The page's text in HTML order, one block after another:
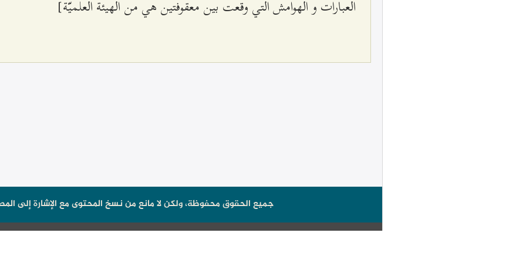
العبارات و الهوامش التي وقعت بين معقوفتين هي من الهيئة العلميّة]
جميع الحقوق محفوظة، ولكن لا مانع من نسخ المحتوى مع الإشارة إلى